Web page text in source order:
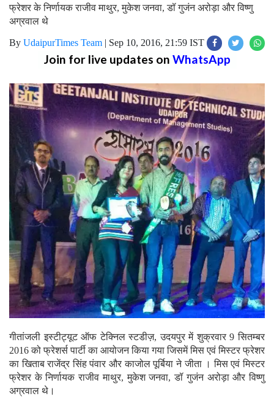
फ्रेशर के निर्णायक राजीव माथुर, मुकेश जनवा, डॉ गुजंन अरोड़ा और विष्णु
अग्रवाल थे
By UdaipurTimes Team | Sep 10, 2016, 21:59 IST
Join for live updates on WhatsApp
गीतांजली इस्टीट्यूट ऑफ टेक्निल स्टडीज़, उदयपुर में शुक्रवार 9 सितम्बर
2016 को फ्रेशर्स पार्टी का आयोजन किया गया जिसमें मिस एवं मिस्टर फ्रेशर
का खिताब राजेंद्र सिंह पंवार और काजोल पूर्बिया ने जीता । मिस एवं मिस्टर
फ्रेशर के निर्णायक राजीव माथुर, मुकेश जनवा, डॉ गुजंन अरोड़ा और विष्णु
अग्रवाल थे।